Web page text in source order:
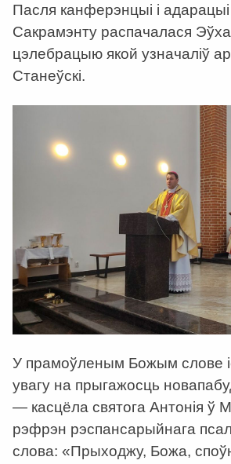
Пасля канферэнцыі і
Сакрамэнту распачалася
цэлебрацыю якой узначаліў
Станеўскі.
У прамоўленым Божым слове
увагу на прыгажосць
— касцёла святога Антонія ў
рэфрэн рэспансарыйнага
слова: «Прыходжу, Божа,